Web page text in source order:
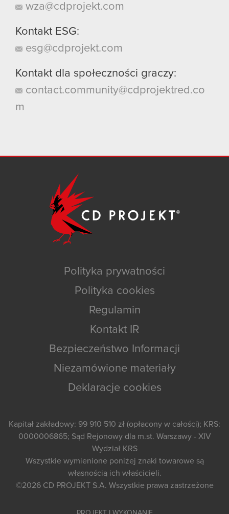
wza@cdprojekt.com
Kontakt ESG:
esg@cdprojekt.com
Kontakt dla społeczności graczy:
contact.community@cdprojektred.co
m
Polityka prywatności
Polityka cookies
Regulamin
Kontakt IR
Bezpieczeństwo Informacji
Niezamówione materiały
Deklaracje cookies
Kapitał zakładowy: 99 910 510 zł (opłacony w całości); KRS:
0000006865; Sąd Rejonowy dla m.st. Warszawy - XIV
Wydział KRS
Wszystkie wymienione poniżej znaki towarowe są
własnością ich właścicieli.
©2026 CD PROJEKT S.A. Wszystkie prawa zastrzeżone